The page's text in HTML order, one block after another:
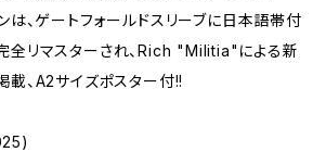
は、ゲートフォールドスリーブに日本語帯付
全リマスターされ、Rich "Militia"による新
載、A2サイズポスター付!!